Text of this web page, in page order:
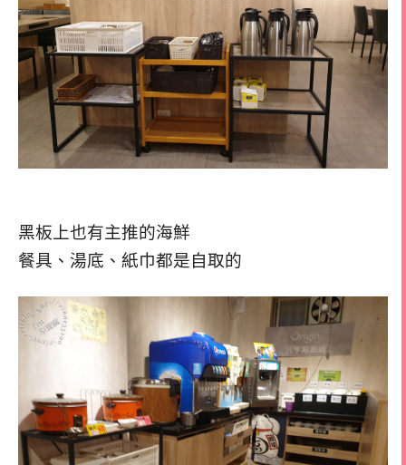
黑板上也有主推的海鮮
餐具、湯底、紙巾都是自取的